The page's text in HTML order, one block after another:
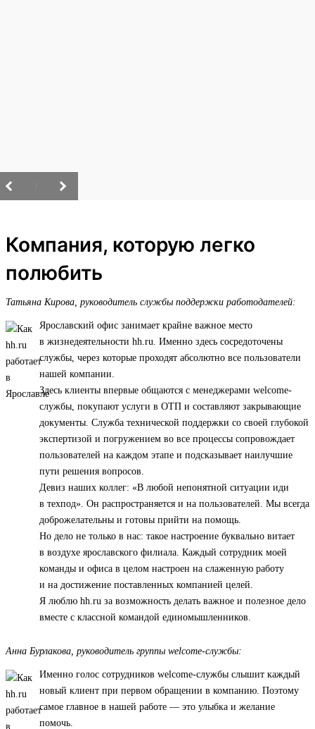
Компания, которую легко
полюбить
Татьяна Кирова, руководитель службы поддержки работодателей:
Ярославский офис занимает крайне важное место
в жизнедеятельности hh.ru. Именно здесь сосредоточены
службы, через которые проходят абсолютно все пользователи
нашей компании.
Здесь клиенты впервые общаются с менеджерами welcome-
службы, покупают услуги в ОТП и составляют закрывающие
документы. Служба технической поддержки со своей глубокой
экспертизой и погружением во все процессы сопровождает
пользователей на каждом этапе и подсказывает наилучшие
пути решения вопросов.
Девиз наших коллег: «В любой непонятной ситуации иди
в техпод». Он распространяется и на пользователей. Мы всегда
доброжелательны и готовы прийти на помощь.
Но дело не только в нас: такое настроение буквально витает
в воздухе ярославского филиала. Каждый сотрудник моей
команды и офиса в целом настроен на слаженную работу
и на достижение поставленных компанией целей.
Я люблю hh.ru за возможность делать важное и полезное дело
вместе с классной командой единомышленников.
Анна Бурлакова, руководитель группы welcome-службы:
Именно голос сотрудников welcome-службы слышит каждый
новый клиент при первом обращении в компанию. Поэтому
самое главное в нашей работе — это улыбка и желание
помочь.